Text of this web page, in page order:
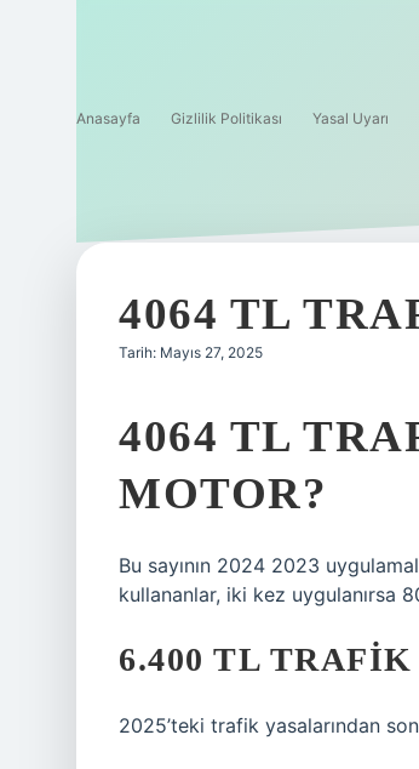
Anasayfa Gizlilik Politikası Yasal Uyarı
4064 TL
Tarih: Mayıs 27, 2025
4064 TL
MOTOR?
Bu sayının 2024 2023
kullananlar, iki kez uygulanırsa
6.400 TL
2025’teki trafik yasalarından